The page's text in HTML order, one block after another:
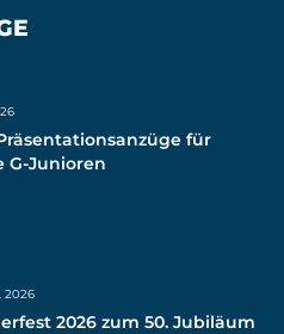
für
G-Junioren
2026
2026 zum 50. Jubiläum